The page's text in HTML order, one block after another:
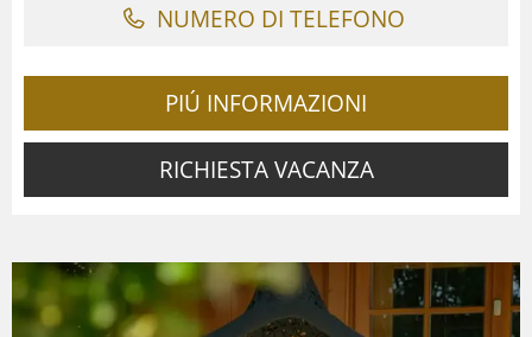
NUMERO DI TELEFONO
PIÚ INFORMAZIONI
RICHIESTA VACANZA